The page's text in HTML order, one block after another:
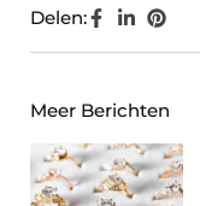
Delen:
Meer Berichten